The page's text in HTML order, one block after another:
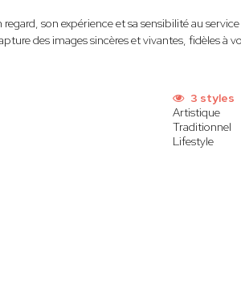
regard, son expérience et sa sensibilité au
des images sincères et vivantes, fidèles à
3 styles
Artistique
Traditionnel
Lifestyle